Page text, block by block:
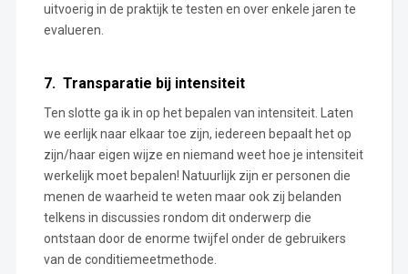
uitvoerig in de praktijk te testen en over enkele jaren te
evalueren.
7. Transparatie bij intensiteit
Ten slotte ga ik in op het bepalen van intensiteit. Laten
we eerlijk naar elkaar toe zijn, iedereen bepaalt het op
zijn/haar eigen wijze en niemand weet hoe je intensiteit
werkelijk moet bepalen! Natuurlijk zijn er personen die
menen de waarheid te weten maar ook zij belanden
telkens in discussies rondom dit onderwerp die
ontstaan door de enorme twijfel onder de gebruikers
van de conditiemeetmethode.